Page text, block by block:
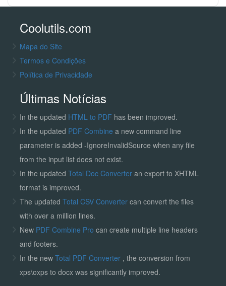
Coolutils.com
Mapa do Site
Termos e Condições
Política de Privacidade
Últimas Notícias
In the updated HTML to PDF has been improved.
In the updated PDF Combine a new command line
parameter is added -IgnoreInvalidSource when any file
from the input list does not exist.
In the updated Total Doc Converter an export to XHTML
format is improved.
The updated Total CSV Convertercan convert the files
with over a million lines.
New PDF Combine Pro can create multiple line headers
and footers.
In the new Total PDF Converter , the conversion from
xps\oxps to docx was significantly improved.